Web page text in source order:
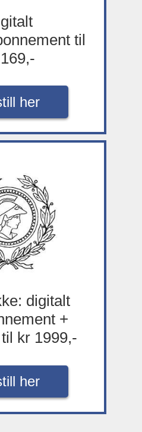
til
her
digitalt
+
kr 1999,-
her